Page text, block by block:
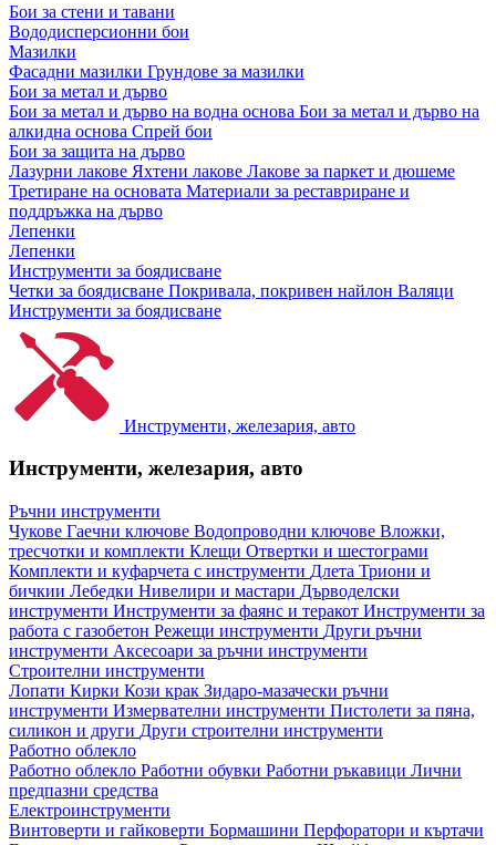
Бои за стени и тавани
Вододисперсионни бои
Мазилки
Фасадни мазилки Грундове за мазилки
Бои за метал и дърво
Бои за метал и дърво на водна основа Бои за метал и дърво на
алкидна основа Спрей бои
Бои за защита на дърво
Лазурни лакове Яхтени лакове Лакове за паркет и дюшеме
Третиране на основата Материали за реставриране и
поддръжка на дърво
Лепенки
Лепенки
Инструменти за боядисване
Четки за боядисване Покривала, покривен найлон Валяци
Инструменти за боядисване
Инструменти, железария, авто
Инструменти, железария, авто
Ръчни инструменти
Чукове Гаечни ключове Водопроводни ключове Вложки,
тресчотки и комплекти Клещи Отвертки и шестограми
Комплекти и куфарчета с инструменти Длета Триони и
бичкии Лебедки Нивелири и мастари Дърводелски
инструменти Инструменти за фаянс и теракот Инструменти за
работа с газобетон Режещи инструменти Други ръчни
инструменти Аксесоари за ръчни инструменти
Строителни инструменти
Лопати Кирки Кози крак Зидаро-мазачески ръчни
инструменти Измервателни инструменти Пистолети за пяна,
силикон и други Други строителни инструменти
Работно облекло
Работно облекло Работни обувки Работни ръкавици Лични
предпазни средства
Електроинструменти
Винтоверти и гайковерти Бормашини Перфоратори и къртачи